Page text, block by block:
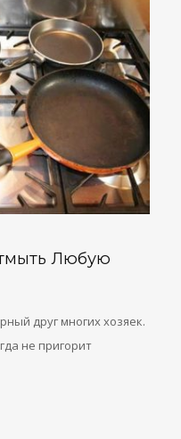
Любую
друг многих хозяек.
не пригорит